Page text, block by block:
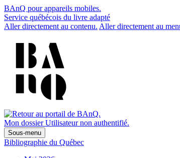
BAnQ pour appareils mobiles.
Service québécois du livre adapté
Aller directement au contenu. Aller directement au
Mon dossier Utilisateur non authentifié.
Sous-menu
Bibliographie du Québec